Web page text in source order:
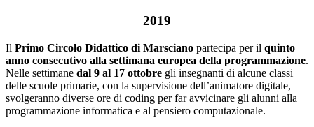
2019
Il Primo Circolo Didattico di Marsciano partecipa per il quinto
anno consecutivo alla settimana europea della programmazione.
Nelle settimane dal 9 al 17 ottobre gli insegnanti di alcune classi
delle scuole primarie, con la supervisione dell’animatore digitale,
svolgeranno diverse ore di coding per far avvicinare gli alunni alla
programmazione informatica e al pensiero computazionale.